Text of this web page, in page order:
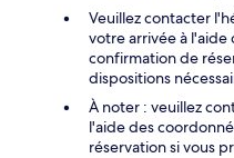
Veuillez contacter
votre arrivée à l'aide
confirmation de
dispositions
À noter : veuillez
l'aide des
réservation si vous